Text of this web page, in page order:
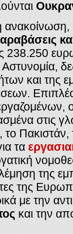
238.250
και της
στις
Πακιστάν,
τα
της
της
με την
και την